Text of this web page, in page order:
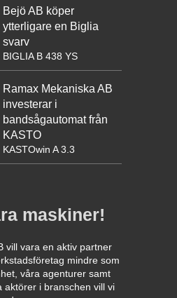
Bejö AB köper
ytterligare en Biglia
svarv
BIGLIA B 438 YS
Ramax Mekaniska AB
investerar i
bandsågautomat från
KASTO
KASTOwin A 3.3
maskiner!
vill vara en aktiv partner
mindre som
våra agenturer samt
aktörer i branschen vill vi